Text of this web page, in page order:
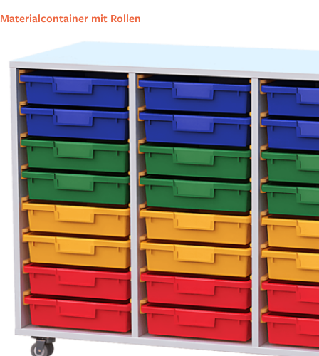
Materialcontainer mit Rollen